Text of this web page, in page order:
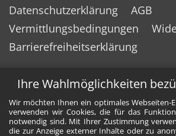
Ihre Wahlmöglichkeiten
Wir möchten Ihnen ein optimales Webseiten-
verwenden wir Cookies, die für das
notwendig sind. Mit Ihrer Zustimmung
die zur Anzeige externer Inhalte oder zu
Datenschutzerklärung
AGB
Vermittlungsbedingungen
Barrierefreiheitserklärung